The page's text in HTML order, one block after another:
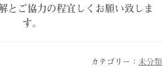
とご協力の程宜しくお願い致しま
す。
カテゴリー： 未分類